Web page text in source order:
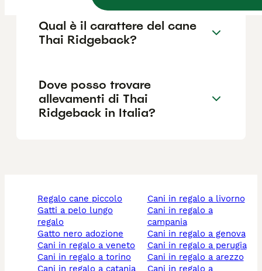
Qual è il carattere del cane
Thai Ridgeback?
Dove posso trovare
allevamenti di Thai
Ridgeback in Italia?
regalo cane piccolo
gatti a pelo lungo
regalo
gatto nero adozione
cani in regalo a veneto
cani in regalo a torino
cani in regalo a livorno
cani in regalo a
campania
cani in regalo a genova
cani in regalo a perugia
cani in regalo a arezzo